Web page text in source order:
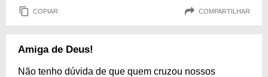
COPIAR COMPARTILHAR
Amiga de Deus!
Não tenho dúvida de que quem cruzou nossos